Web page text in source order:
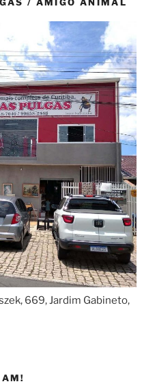
669, Jardim Gabineto,